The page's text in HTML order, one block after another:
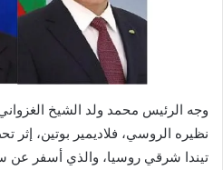
وجه الرئيس محمد ولد الشيخ
نظيره الروسي، فلاديمير بوتين،
تيندا شرقي روسيا، والذي أسفر